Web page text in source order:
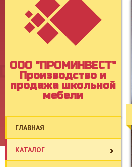
OOO "ПРОМИНВЕСТ"
Производство и
продажа школьной
мебели
ГЛАВНАЯ
КАТАЛОГ